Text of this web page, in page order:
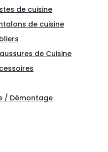
de cuisine
de cuisine
de Cuisine
/ Démontage